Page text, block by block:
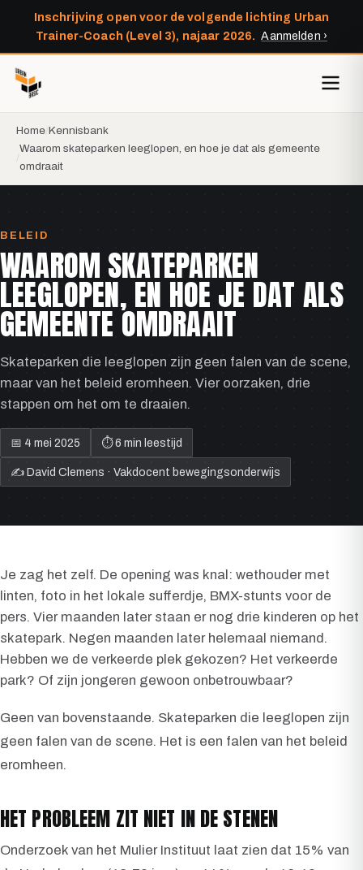
Inschrijving open voor de volgende lichting Urban
Trainer-Coach (Level 3), najaar 2026. Aanmelden ›
Home Kennisbank
Waarom skateparken leeglopen, en hoe je dat als gemeente
omdraait
BELEID
WAAROM SKATEPARKEN
LEEGLOPEN, EN HOE JE DAT ALS
GEMEENTE OMDRAAIT
Skateparken die leeglopen zijn geen falen van de scene,
maar van het beleid eromheen. Vier oorzaken, drie
stappen om het om te draaien.
📅 4 mei 2025 ⏱ 6 min leestijd
✍️ David Clemens · Vakdocent bewegingsonderwijs
Je zag het zelf. De opening was knal: wethouder met
linten, foto in het lokale sufferdje, BMX-stunts voor de
pers. Vier maanden later staan er nog drie kinderen op het
skatepark. Negen maanden later helemaal niemand.
Hebben we de verkeerde plek gekozen? Het verkeerde
park? Of zijn jongeren gewoon onbetrouwbaar?
Geen van bovenstaande. Skateparken die leeglopen zijn
geen falen van de scene. Het is een falen van het beleid
eromheen.
HET PROBLEEM ZIT NIET IN DE STENEN
Onderzoek van het Mulier Instituut laat zien dat 15% van